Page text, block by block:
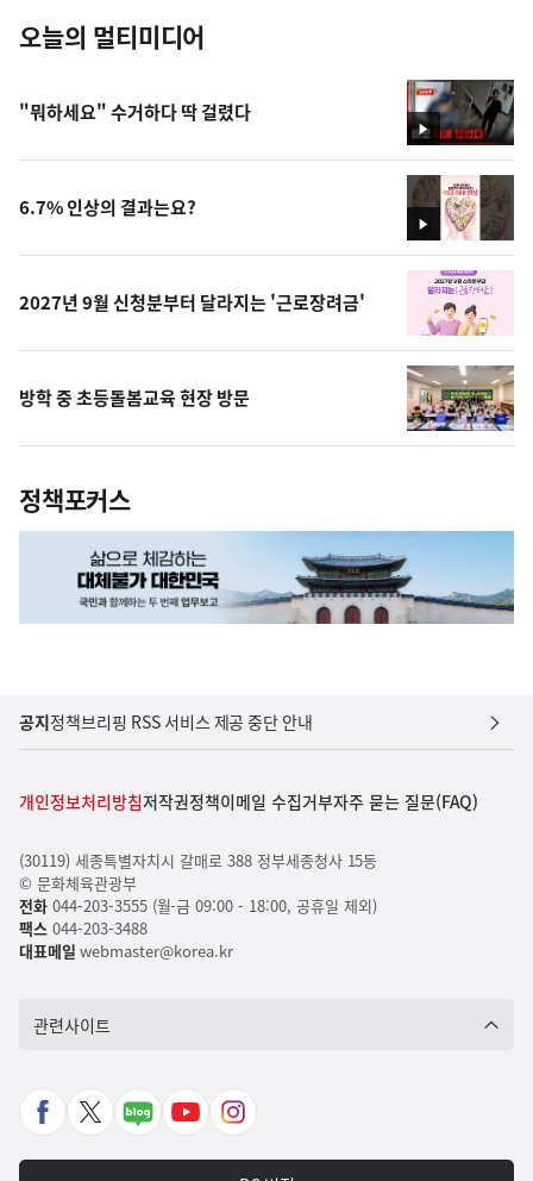
오늘의 멀티미디어
영
상
"뭐하세요" 수거하다 딱 걸렸다
영
상
6.7% 인상의 결과는요?
2027년 9월 신청분부터 달라지는 '근로장려금'
방학 중 초등돌봄교육 현장 방문
정책포커스
공지정책브리핑 RSS 서비스 제공 중단 안내
개인정보처리방침저작권정책이메일 수집거부자주 묻는 질문(FAQ)
(30119) 세종특별자치시 갈매로 388 정부세종청사 15동
© 문화체육관광부
전화044-203-3555 (월-금 09:00 - 18:00, 공휴일 제외)
팩스044-203-3488
대표메일 webmaster@korea.kr
관련사이트
페
X
네
유
인